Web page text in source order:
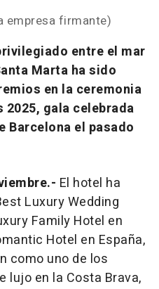
empresa firmante)
entre el mar
Marta ha sido
en la ceremonia
2025, gala celebrada
Barcelona el pasado
El hotel ha
Luxury Wedding
Family Hotel en
Hotel en España,
como uno de los
lujo en la Costa Brava,